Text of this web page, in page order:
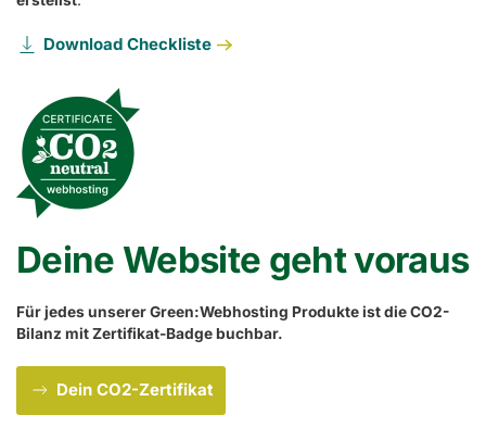
Download Checkliste
Deine Website geht voraus
Für jedes unserer Green:Webhosting Produkte ist die CO2-
Bilanz mit Zertifikat-Badge buchbar.
Dein CO2-Zertifikat